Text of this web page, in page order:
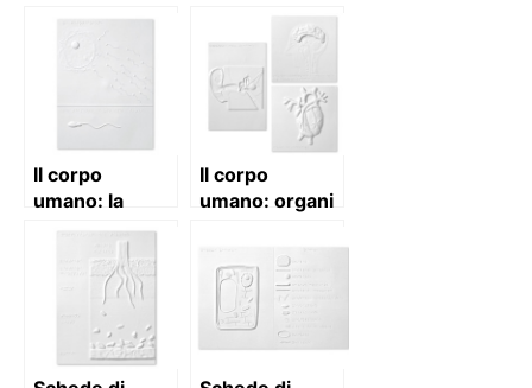
Il corpo
umano: la
riproduzione
Il corpo
umano: organi